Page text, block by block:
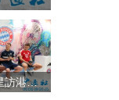
拜仁慕尼黑球星訪港 與球迷近距離互動